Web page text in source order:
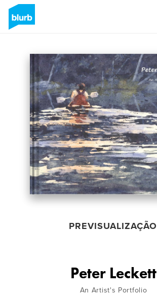
PREVISUALIZAÇÃO
Peter Leckett
An Artist's Portfolio